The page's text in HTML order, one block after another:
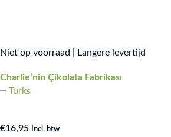
Niet op voorraad | Langere levertijd
Charlie’nin Çikolata Fabrikası
Turks
€16,95 Incl. btw